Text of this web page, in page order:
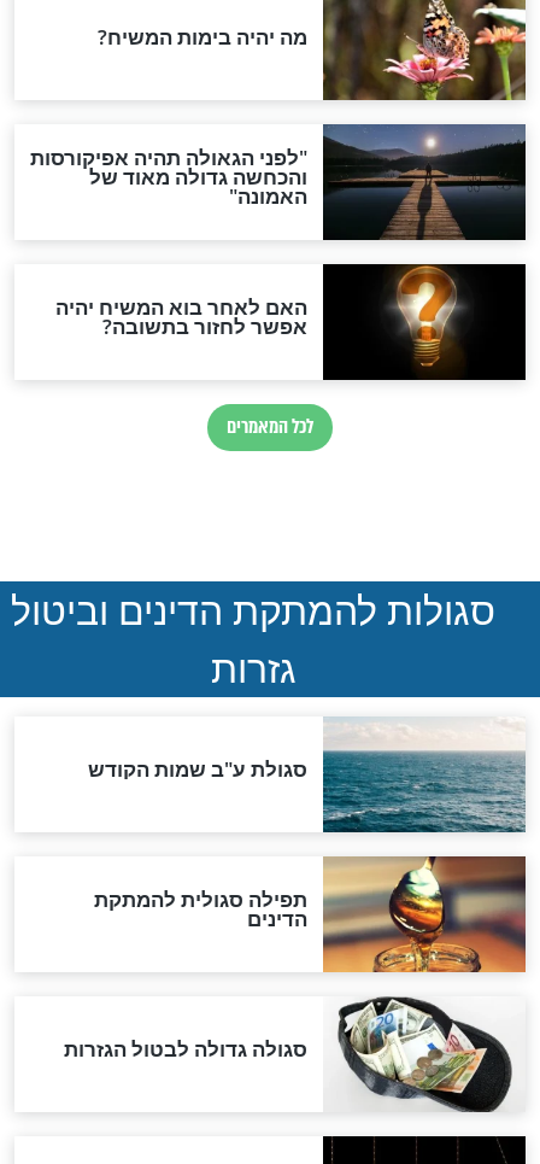
חדשות יהדות
הותר לפרסום: לוחמי מילואים
נהרגו בדרום לבנון
ההסכם החשאי של טראמפ
ואיראן: בלי שקיפות ועם הרבה
סימני שאלה
במרתפי מוסקבה: כתב היד
הנדיר של הרשב"ם התגלה
"מודה לקב"ה על כל השנים"
לכל המאמרים
אחרית הימים
האם אפשר לחשב את הקץ?